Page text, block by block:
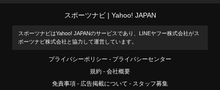
スポーツナビ Yahoo! JAPAN
スポーツナビはYahoo! JAPANのサービスであり、LINEヤフー株式会社がス
ポーツナビ株式会社と協力して運営しています。
プライバシーポリシー
プライバシーセンター
規約
会社概要
免責事項
広告掲載について スタッフ募集